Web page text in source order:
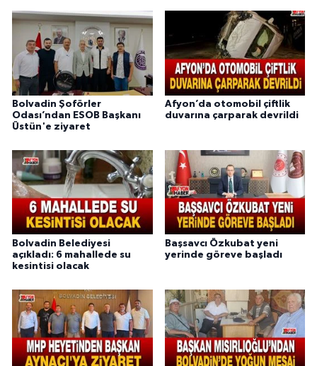
Bolvadin Şoförler
Odası’ndan ESOB Başkanı
Üstün'e ziyaret
Afyon’da otomobil çiftlik
duvarına çarparak devrildi
Bolvadin Belediyesi
açıkladı: 6 mahallede su
kesintisi olacak
Başsavcı Özkubat yeni
yerinde göreve başladı